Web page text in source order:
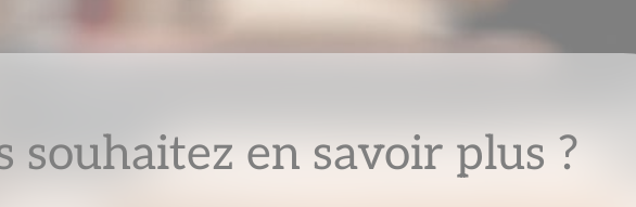
souhaitez en savoir plus ?